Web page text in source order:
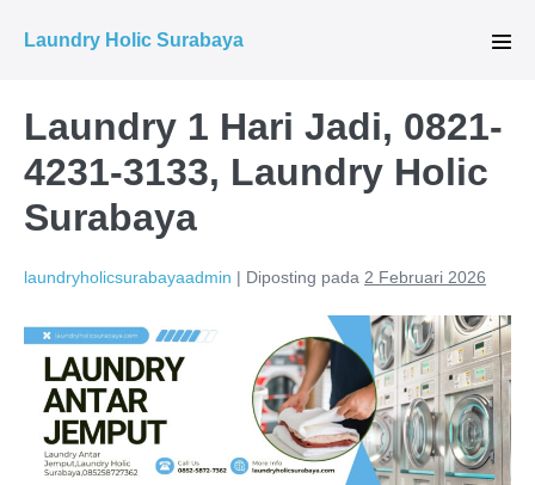
Laundry Holic Surabaya
Laundry 1 Hari Jadi, 0821-
4231-3133, Laundry Holic
Surabaya
laundryholicsurabayaadmin | Diposting pada 2 Februari 2026